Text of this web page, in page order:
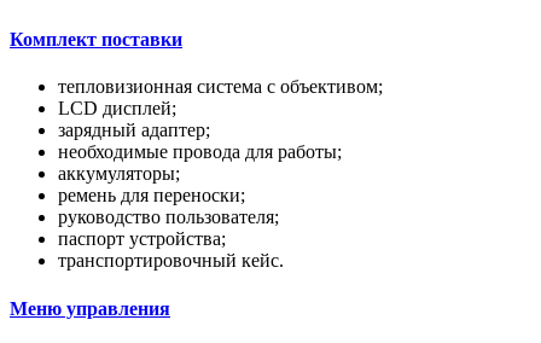
Комплект поставки
тепловизионная система с объективом;
LCD дисплей;
зарядный адаптер;
необходимые провода для работы;
аккумуляторы;
ремень для переноски;
руководство пользователя;
паспорт устройства;
транспортировочный кейс.
Меню управления